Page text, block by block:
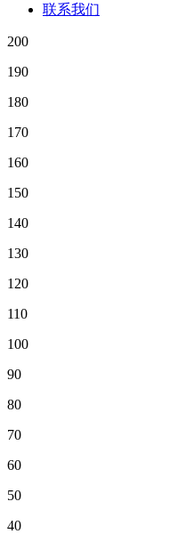
联系我们
200
190
180
170
160
150
140
130
120
110
100
90
80
70
60
50
40